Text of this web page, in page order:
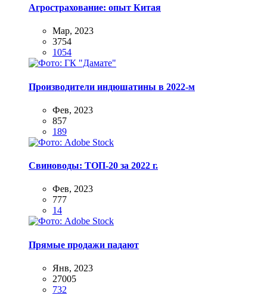
Агрострахование: опыт Китая
Мар, 2023
3754
1054
Производители индюшатины в 2022-м
Фев, 2023
857
189
Свиноводы: ТОП-20 за 2022 г.
Фев, 2023
777
14
Прямые продажи падают
Янв, 2023
27005
732